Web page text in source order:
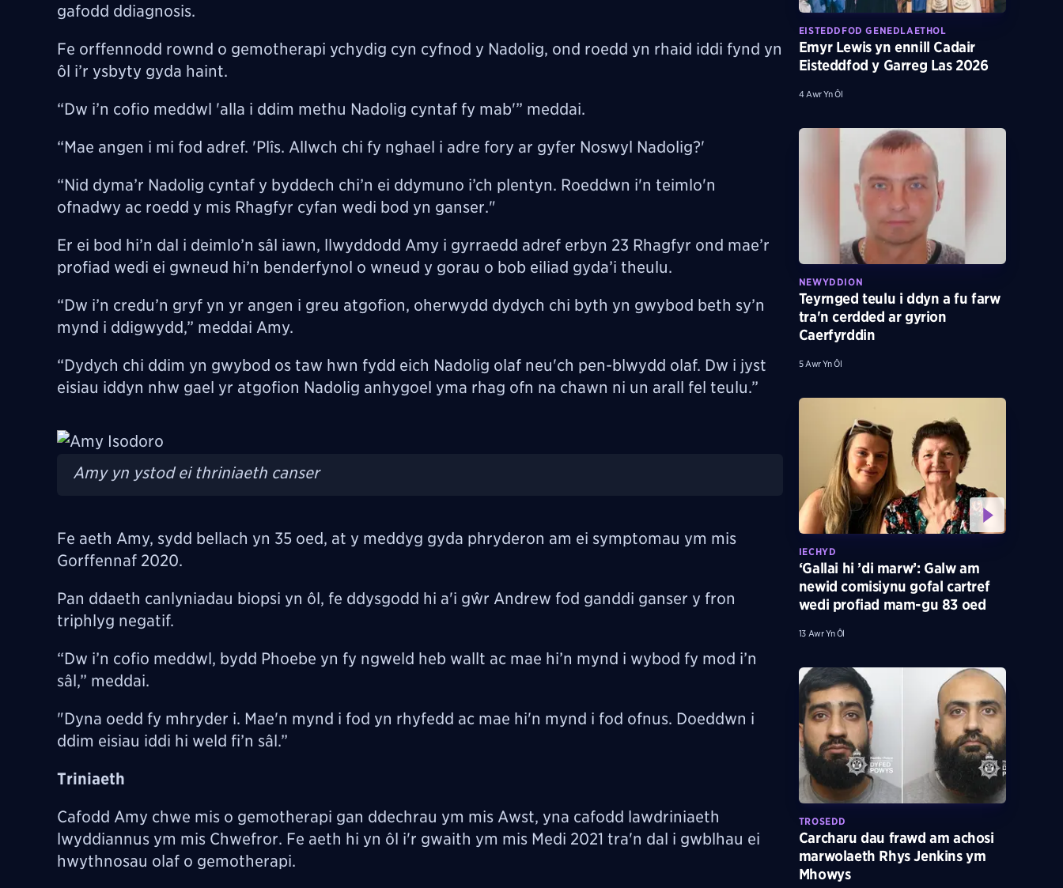
gafodd ddiagnosis.
Fe orffennodd rownd o gemotherapi ychydig cyn cyfnod y Nadolig, ond roedd yn rhaid iddi fynd yn
ôl i’r ysbyty gyda haint.
“Dw i’n cofio meddwl 'alla i ddim methu Nadolig cyntaf fy mab'” meddai.
“Mae angen i mi fod adref. 'Plîs. Allwch chi fy nghael i adre fory ar gyfer Noswyl Nadolig?'
“Nid dyma’r Nadolig cyntaf y byddech chi’n ei ddymuno i’ch plentyn. Roeddwn i'n teimlo'n
ofnadwy ac roedd y mis Rhagfyr cyfan wedi bod yn ganser."
Er ei bod hi’n dal i deimlo’n sâl iawn, llwyddodd Amy i gyrraedd adref erbyn 23 Rhagfyr ond mae’r
profiad wedi ei gwneud hi’n benderfynol o wneud y gorau o bob eiliad gyda’i theulu.
“Dw i’n credu’n gryf yn yr angen i greu atgofion, oherwydd dydych chi byth yn gwybod beth sy’n
mynd i ddigwydd,” meddai Amy.
“Dydych chi ddim yn gwybod os taw hwn fydd eich Nadolig olaf neu'ch pen-blwydd olaf. Dw i jyst
eisiau iddyn nhw gael yr atgofion Nadolig anhygoel yma rhag ofn na chawn ni un arall fel teulu.”
Image
Amy yn ystod ei thriniaeth canser
Fe aeth Amy, sydd bellach yn 35 oed, at y meddyg gyda phryderon am ei symptomau ym mis
Gorffennaf 2020.
Pan ddaeth canlyniadau biopsi yn ôl, fe ddysgodd hi a'i gŵr Andrew fod ganddi ganser y fron
triphlyg negatif.
“Dw i’n cofio meddwl, bydd Phoebe yn fy ngweld heb wallt ac mae hi’n mynd i wybod fy mod i’n
sâl,” meddai.
"Dyna oedd fy mhryder i. Mae'n mynd i fod yn rhyfedd ac mae hi'n mynd i fod ofnus. Doeddwn i
ddim eisiau iddi hi weld fi’n sâl.”
Triniaeth
Cafodd Amy chwe mis o gemotherapi gan ddechrau ym mis Awst, yna cafodd lawdriniaeth
lwyddiannus ym mis Chwefror. Fe aeth hi yn ôl i'r gwaith ym mis Medi 2021 tra'n dal i gwblhau ei
hwythnosau olaf o gemotherapi.
EISTEDDFOD GENEDLAETHOL
Emyr Lewis yn ennill Cadair
Eisteddfod y Garreg Las 2026
4 Awr Yn Ôl
NEWYDDION
Teyrnged teulu i ddyn a fu farw
tra'n cerdded ar gyrion
Caerfyrddin
5 Awr Yn Ôl
IECHYD
‘Gallai hi ’di marw’: Galw am
newid comisiynu gofal cartref
wedi profiad mam-gu 83 oed
13 Awr Yn Ôl
TROSEDD
Carcharu dau frawd am achosi
marwolaeth Rhys Jenkins ym
Mhowys